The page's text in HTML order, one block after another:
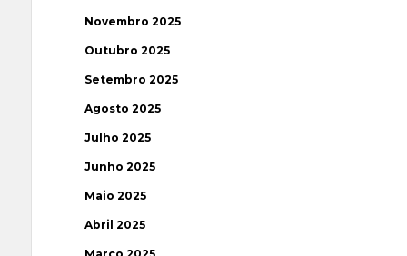
Novembro 2025
Outubro 2025
Setembro 2025
Agosto 2025
Julho 2025
Junho 2025
Maio 2025
Abril 2025